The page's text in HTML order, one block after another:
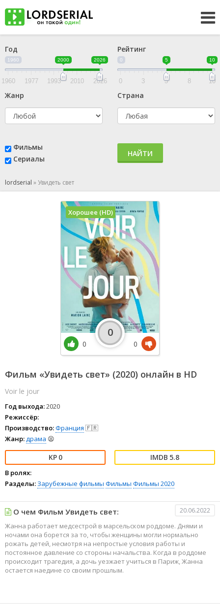
Год
1960 2000 2026
1960 1977 1993 2010 2026
Рейтинг
0 5 10
0 3 5 8 10
Жанр Страна
Фильмы
Сериалы
НАЙТИ
lordserial » Увидеть свет
Фильм «Увидеть свет» (2020) онлайн в HD
Voir le jour
Год выхода:2020
Режиссёр:
Производство:Франция 🇫🇷
Жанр:драма 😫
0 5.8
В ролях:
Разделы: Зарубежные фильмы Фильмы Фильмы 2020
Хорошее (HD)
0
0
0
О чем Фильм Увидеть свет: 20.06.2022
Жанна работает медсестрой в марсельском роддоме. Днями и
ночами она борется за то, чтобы женщины могли нормально
рожать детей, несмотря на непростые условия работы и
постоянное давление со стороны начальства. Когда в роддоме
происходит трагедия, а дочь уезжает учиться в Париж, Жанна
остается наедине со своим прошлым.